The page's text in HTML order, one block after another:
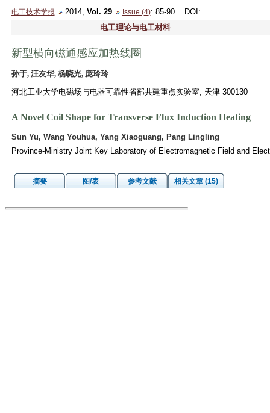
电工技术学报 2014, Vol. 29 Issue (4): 85-90 DOI :
电工理论与电工材料
新型横向磁通感应加热线圈
孙于, 汪友华, 杨晓光, 庞玲玲
河北工业大学电磁场与电器可靠性省部共建重点实验室, 天津 300130
A Novel Coil Shape for Transverse Flux Induction Heating
Sun Yu, Wang Youhua, Yang Xiaoguang, Pang Lingling
Province-Ministry Joint Key Laboratory of Electromagnetic Field and
摘要 图/表 参考文献 相关文章 (15)